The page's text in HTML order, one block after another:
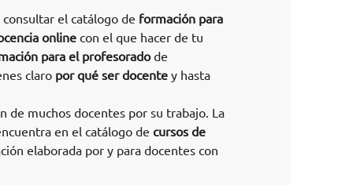
el catálogo de formación para
onlinecon el que hacer de tu
para el profesoradode
claro por qué ser docentey hasta
de muchos docentes por su trabajo. La
en el catálogo de cursos de
elaborada por y para docentes con